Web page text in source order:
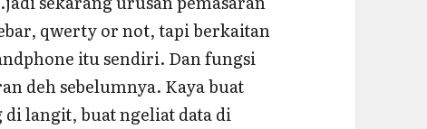
qwerty or not, tapi berkaitan
itu sendiri. Dan fungsi
deh sebelumnya. Kaya buat
langit, buat ngeliat data di